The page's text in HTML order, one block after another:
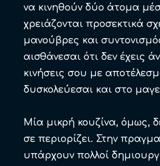
να κινηθούν δύο άτομα
χρειάζονται προσεκτικά
μανούβρες και
αισθάνεσαι ότι δεν έχεις
κινήσεις σου με
δυσκολεύεσαι και στο
Μία μικρή κουζίνα, όμως,
σε περιορίζει. Στην
υπάρχουν πολλοί